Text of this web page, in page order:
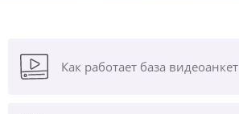
Как работает база видеоанкет